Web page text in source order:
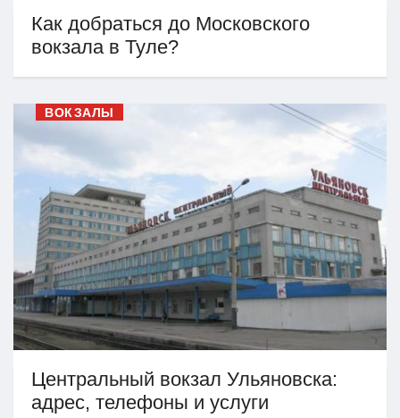
Как добраться до Московского
вокзала в Туле?
ВОКЗАЛЫ
Центральный вокзал Ульяновска:
адрес, телефоны и услуги